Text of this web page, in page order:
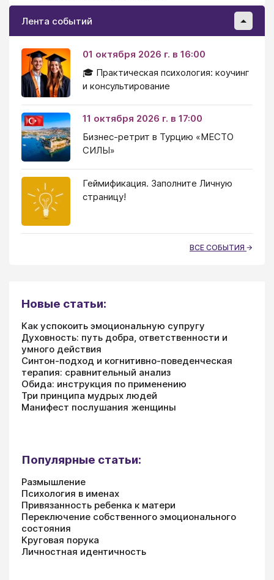
Лента событий
01 октября 2026 г. в 16:00
🎓 Практическая психология: коучинг
и консультирование
11 октября 2026 г. в 17:00
Бизнес-ретрит в Турцию «МЕСТО
СИЛЫ»
Геймификация. Заполните Личную
страницу!
ВСЕ СОБЫТИЯ
Новые статьи:
Как успокоить эмоциональную супругу
Духовность: путь добра, ответственности и
умного действия
Синтон-подход и когнитивно-поведенческая
терапия: сравнительный анализ
Обида: инструкция по применению
Три принципа мудрых людей
Манифест послушания женщины
Популярные статьи:
Размышление
Психология в именах
Привязанность ребенка к матери
Переключение собственного эмоционального
состояния
Круговая порука
Личностная идентичность